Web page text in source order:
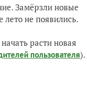
Замёрзли новые
лето не появились.
расти новая
пользователя).